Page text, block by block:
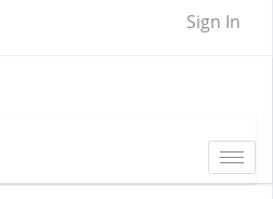
Sign In